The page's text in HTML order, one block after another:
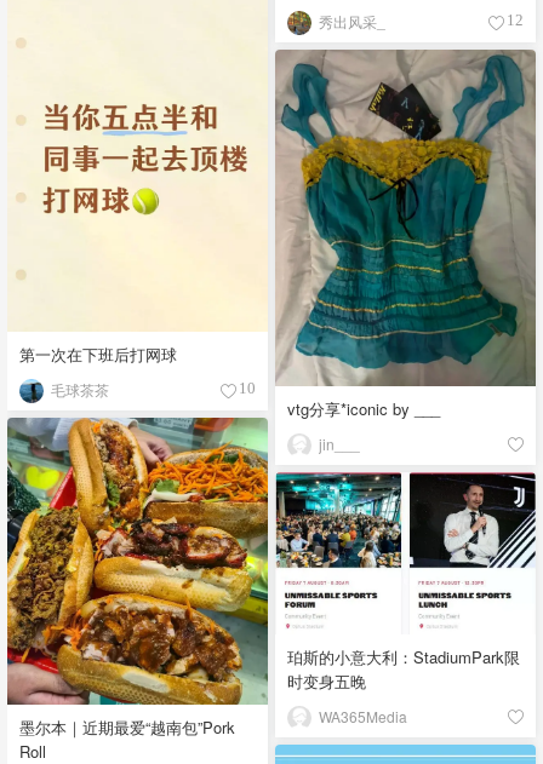
秀出风采_ 12
第一次在下班后打网球
毛球茶茶 10
vtg分享*iconic by ___
jin___
墨尔本｜近期最爱“越南包”Pork
Roll
珀斯的小意大利：StadiumPark限
时变身五晚
WA365Media